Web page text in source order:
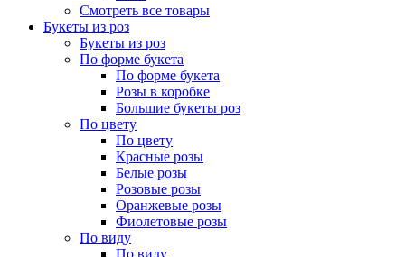
Смотреть все товары
Букеты из роз
Букеты из роз
По форме букета
По форме букета
Розы в коробке
Большие букеты роз
По цвету
По цвету
Красные розы
Белые розы
Розовые розы
Оранжевые розы
Фиолетовые розы
По виду